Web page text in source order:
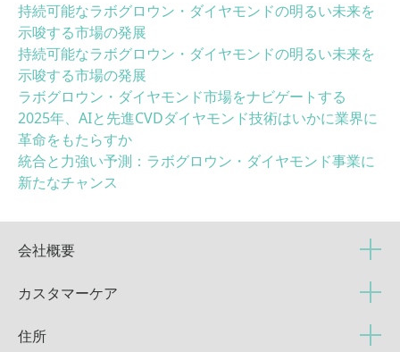
持続可能なラボグロウン・ダイヤモンドの明るい未来を
示唆する市場の発展
持続可能なラボグロウン・ダイヤモンドの明るい未来を
示唆する市場の発展
ラボグロウン・ダイヤモンド市場をナビゲートする
2025年、AIと先進CVDダイヤモンド技術はいかに業界に
革命をもたらすか
統合と力強い予測：ラボグロウン・ダイヤモンド事業に
新たなチャンス
会社概要
カスタマーケア
住所